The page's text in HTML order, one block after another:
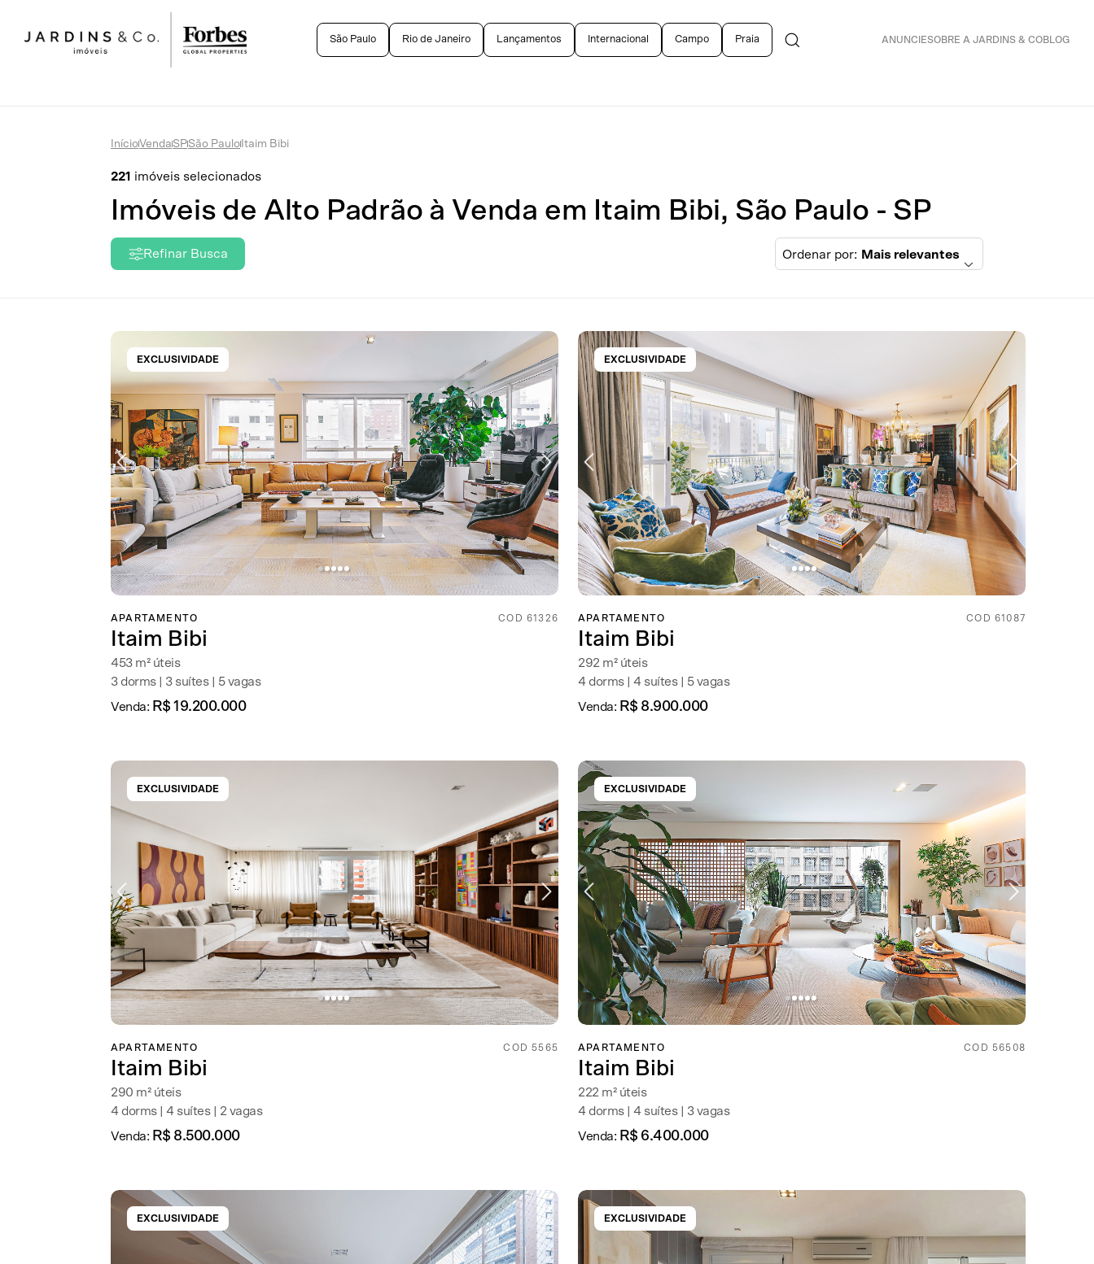
São Paulo Rio de Janeiro Lançamentos Internacional Campo Praia ANUNCIESOBRE A JARDINS & COBLOG
InícioVenda SPSão Paulo Itaim Bibi
221 imóveis selecionados
Imóveis de Alto Padrão à Venda em Itaim Bibi, São Paulo - SP
Refinar Busca Ordenar por: Mais relevantes
EXCLUSIVIDADE
APARTAMENTO COD 61326
Itaim Bibi
453 m² úteis
3 dorms | 3 suítes | 5 vagas
Venda: R$ 19.200.000
EXCLUSIVIDADE
APARTAMENTO COD 61087
Itaim Bibi
292 m² úteis
4 dorms | 4 suítes | 5 vagas
Venda: R$ 8.900.000
EXCLUSIVIDADE
APARTAMENTO COD 5565
Itaim Bibi
290 m² úteis
4 dorms | 4 suítes | 2 vagas
Venda: R$ 8.500.000
EXCLUSIVIDADE
APARTAMENTO COD 56508
Itaim Bibi
222 m² úteis
4 dorms | 4 suítes | 3 vagas
Venda: R$ 6.400.000
EXCLUSIVIDADE EXCLUSIVIDADE